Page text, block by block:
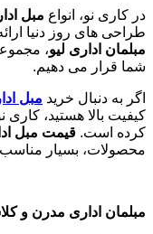
در کاری نو، انواع مبل
طراحی های روز دنیا
مبلمان اداری لیو،
شما قرار می دهیم.
اگر به دنبال خرید مبل
کیفیت بالا هستید،
کرده است. قیمت مبل
محصولات، بسیار
مبلمان اداری مدرن و